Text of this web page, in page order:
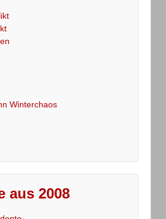
Winterchaos
aus 2008